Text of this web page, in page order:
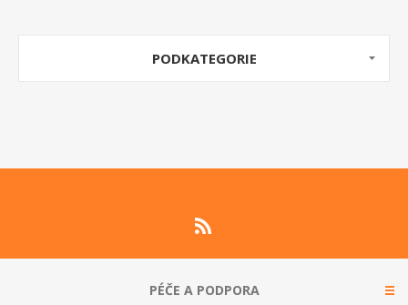
PODKATEGORIE
PÉČE A PODPORA